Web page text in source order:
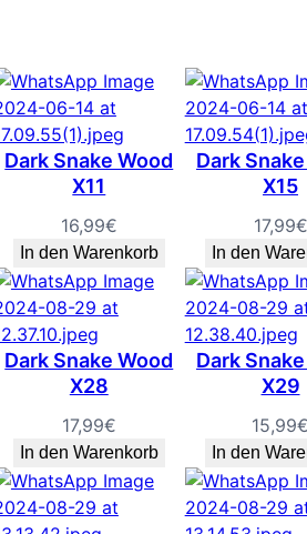
Dark Snake Wood
X11
16,99€
In den Warenkorb
Dark
X15
17,99€
In den
Dark Snake Wood
X28
17,99€
In den Warenkorb
Dark
X29
15,99€
In den